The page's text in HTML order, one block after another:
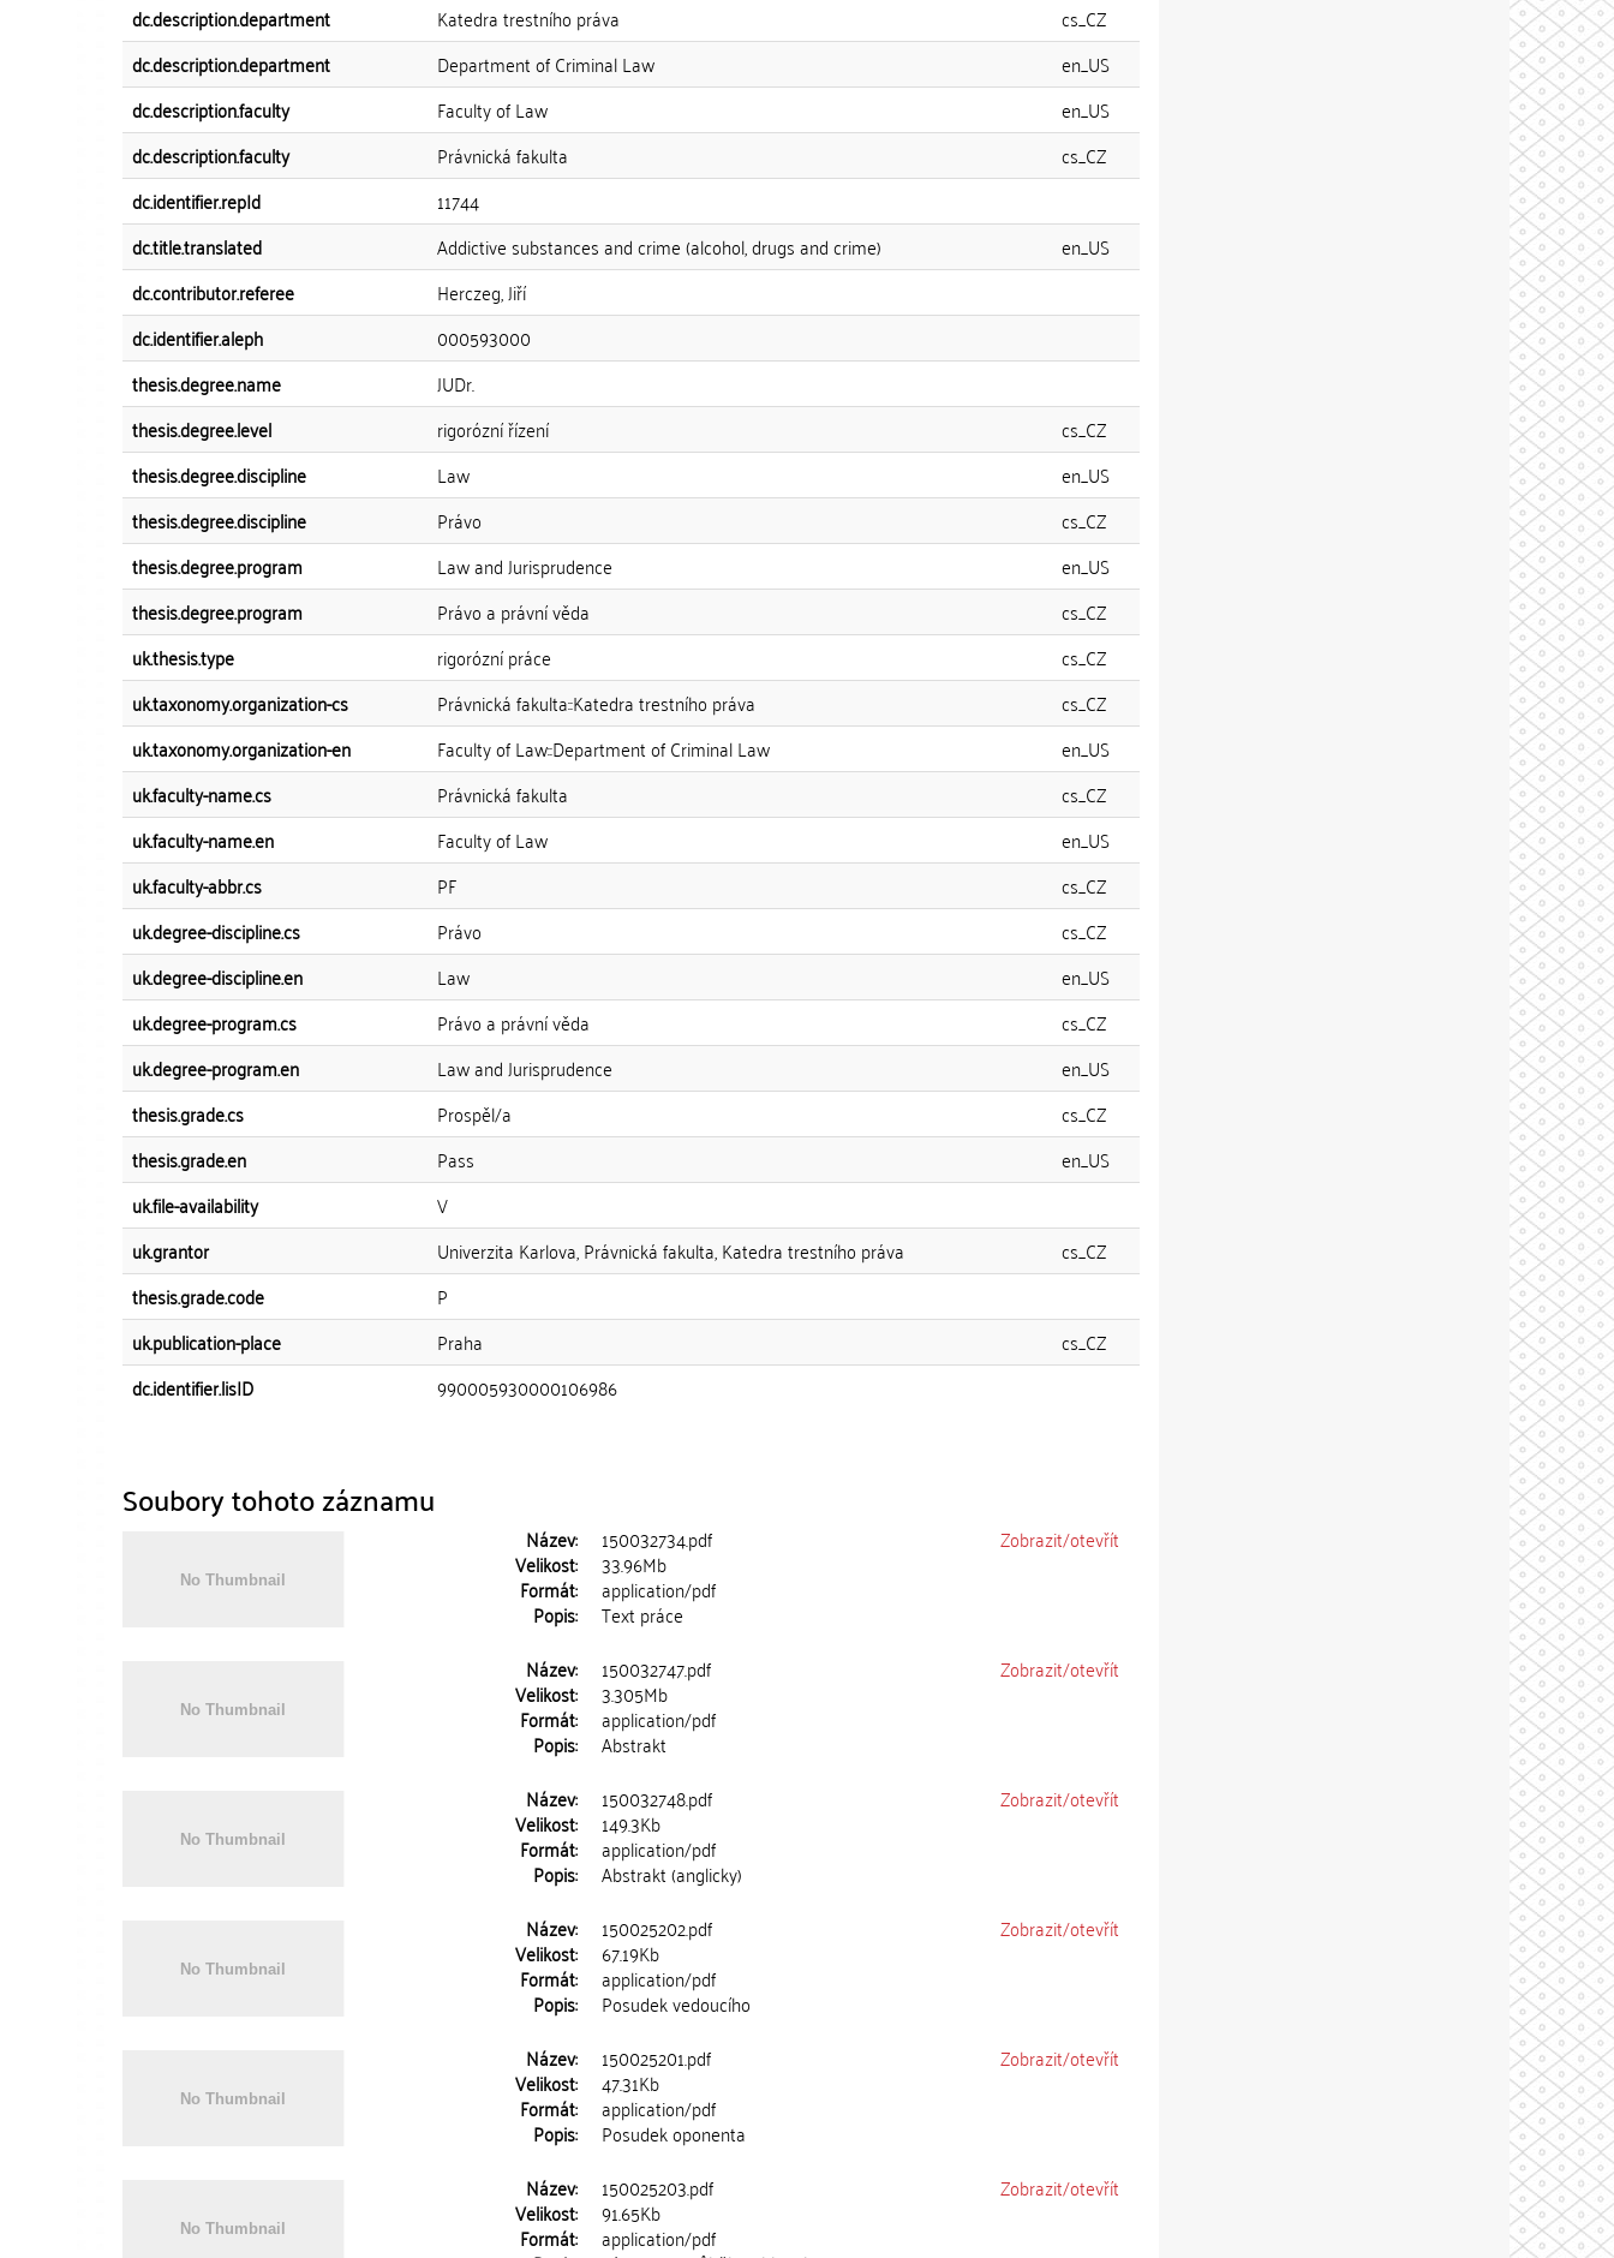
dc.description.department
Katedra trestního práva
cs_CZ
dc.description.department
Department of Criminal Law
en_US
dc.description.faculty
Faculty of Law
en_US
dc.description.faculty
Právnická fakulta
cs_CZ
dc.identifier.repId
11744
dc.title.translated
Addictive substances and crime (alcohol, drugs and crime)
en_US
dc.contributor.referee
Herczeg, Jiří
dc.identifier.aleph
000593000
thesis.degree.name
JUDr.
thesis.degree.level
rigorózní řízení
cs_CZ
thesis.degree.discipline
Law
en_US
thesis.degree.discipline
Právo
cs_CZ
thesis.degree.program
Law and Jurisprudence
en_US
thesis.degree.program
Právo a právní věda
cs_CZ
uk.thesis.type
rigorózní práce
cs_CZ
uk.taxonomy.organization-cs
Právnická fakulta::Katedra trestního práva
cs_CZ
uk.taxonomy.organization-en
Faculty of Law::Department of Criminal Law
en_US
uk.faculty-name.cs
Právnická fakulta
cs_CZ
uk.faculty-name.en
Faculty of Law
en_US
uk.faculty-abbr.cs
PF
cs_CZ
uk.degree-discipline.cs
Právo
cs_CZ
uk.degree-discipline.en
Law
en_US
uk.degree-program.cs
Právo a právní věda
cs_CZ
uk.degree-program.en
Law and Jurisprudence
en_US
thesis.grade.cs
Prospěl/a
cs_CZ
thesis.grade.en
Pass
en_US
uk.file-availability
V
uk.grantor
Univerzita Karlova, Právnická fakulta, Katedra trestního práva
cs_CZ
thesis.grade.code
P
uk.publication-place
Praha
cs_CZ
dc.identifier.lisID
990005930000106986
Soubory tohoto záznamu
Název: 150032734.pdf
Velikost: 33.96Mb
Formát: application/pdf
Popis: Text práce
Zobrazit/otevřít
Název: 150032747.pdf
Velikost: 3.305Mb
Formát: application/pdf
Popis: Abstrakt
Zobrazit/otevřít
Název: 150032748.pdf
Velikost: 149.3Kb
Formát: application/pdf
Popis: Abstrakt (anglicky)
Zobrazit/otevřít
Název: 150025202.pdf
Velikost: 67.19Kb
Formát: application/pdf
Popis: Posudek vedoucího
Zobrazit/otevřít
Název: 150025201.pdf
Velikost: 47.31Kb
Formát: application/pdf
Popis: Posudek oponenta
Zobrazit/otevřít
Název: 150025203.pdf
Velikost: 91.65Kb
Formát: application/pdf
Zobrazit/otevřít